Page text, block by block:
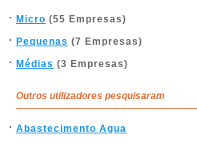
Micro (55 Empresas)
Pequenas (7 Empresas)
Médias (3 Empresas)
Outros utilizadores pesquisaram
Abastecimento Agua